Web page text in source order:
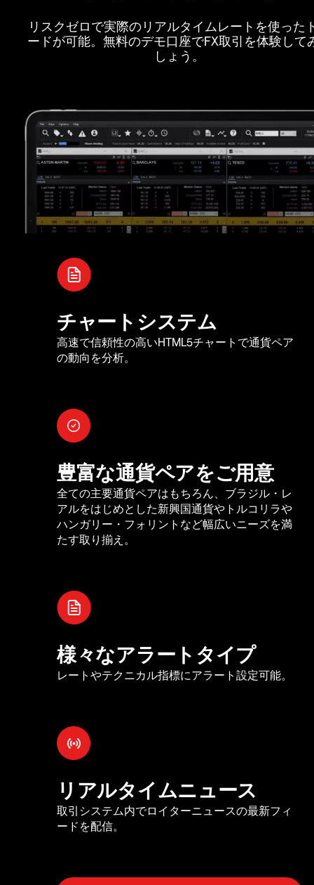
リスクゼロで実際のリアルタイムレートを使った
ードが可能。無料のデモ口座でFX取引を体験して
しょう。
チャートシステム
高速で信頼性の高いHTML5チャートで通貨ペア
の動向を分析。
豊富な通貨ペアをご用意
全ての主要通貨ペアはもちろん、ブラジル・レ
アルをはじめとした新興国通貨やトルコリラや
ハンガリー・フォリントなど幅広いニーズを満
たす取り揃え。
様々なアラートタイプ
レートやテクニカル指標にアラート設定可能。
リアルタイムニュース
取引システム内でロイターニュースの最新フィ
ードを配信。